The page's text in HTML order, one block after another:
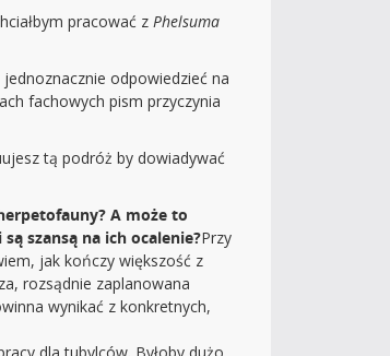
pracować z Phelsuma
odpowiedzieć na
fachowych pism przyczynia
tą podróż by dowiadywać
A może to
szansą na ich ocalenie?Przy
jak kończy większość z
rozsądnie zaplanowana
wynikać z konkretnych,